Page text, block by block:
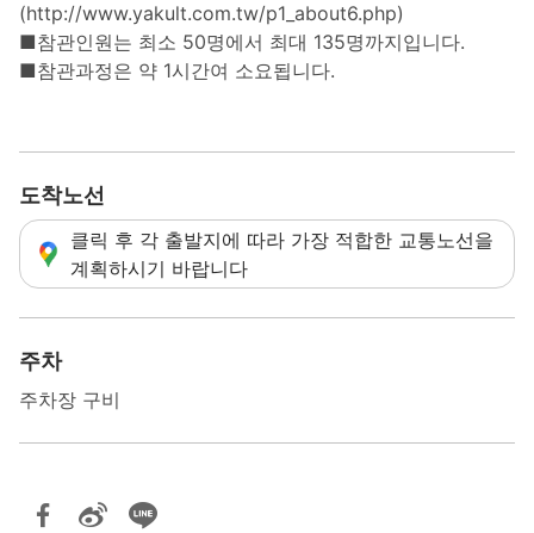
(http://www.yakult.com.tw/p1_about6.php)
■참관인원는 최소 50명에서 최대 135명까지입니다.
■참관과정은 약 1시간여 소요됩니다.
도착노선
클릭 후 각 출발지에 따라 가장 적합한 교통노선을
계획하시기 바랍니다
주차
주차장 구비